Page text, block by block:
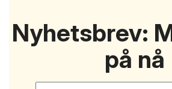
Nyhetsbrev:
på nå